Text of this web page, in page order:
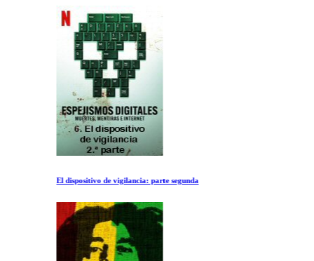
El dispositivo de vigilancia: parte segunda